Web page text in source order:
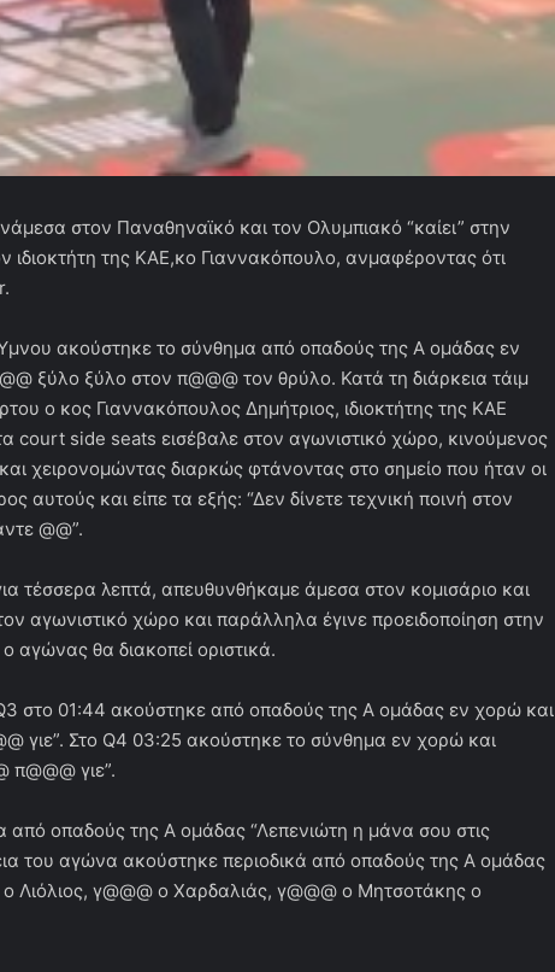
στον Παναθηναϊκό και τον Ολυμπιακό “καίει” στην
ιδιοκτήτη της ΚΑΕ,κο Γιαννακόπουλο, ανμαφέροντας ότι
ακούστηκε το σύνθημα από οπαδούς της Α ομάδας εν
ξύλο ξύλο στον π@@@ τον θρύλο. Κατά τη διάρκεια τάιμ
ο κος Γιαννακόπουλος Δημήτριος, ιδιοκτήτης της ΚΑΕ
court side seats εισέβαλε στον αγωνιστικό χώρο, κινούμενος
χειρονομώντας διαρκώς φτάνοντας στο σημείο που ήταν οι
αυτούς και είπε τα εξής: “Δεν δίνετε τεχνική ποινή στον
@@”.
τέσσερα λεπτά, απευθυνθήκαμε άμεσα στον κομισάριο και
αγωνιστικό χώρο και παράλληλα έγινε προειδοποίηση στην
αγώνας θα διακοπεί οριστικά.
στο 01:44 ακούστηκε από οπαδούς της Α ομάδας εν χορώ και
γιε”. Στο Q4 03:25 ακούστηκε το σύνθημα εν χορώ και
γιε”.
οπαδούς της Α ομάδας “Λεπενιώτη η μάνα σου στις
του αγώνα ακούστηκε περιοδικά από οπαδούς της Α ομάδας
Λιόλιος, γ@@@ ο Χαρδαλιάς, γ@@@ ο Μητσοτάκης ο